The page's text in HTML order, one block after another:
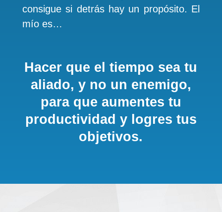
consigue si detrás hay un propósito. El
mío es…
Hacer que el tiempo sea tu
aliado, y no un enemigo,
para que aumentes tu
productividad y logres tus
objetivos.